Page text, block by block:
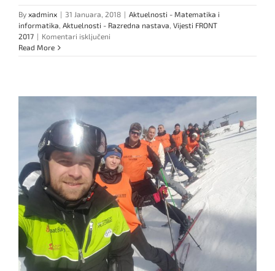
By xadminx | 31 Januara, 2018 | Aktuelnosti - Matematika i
informatika, Aktuelnosti - Razredna nastava, Vijesti FRONT
2017 | Komentari isključeni
izdanje
Read More